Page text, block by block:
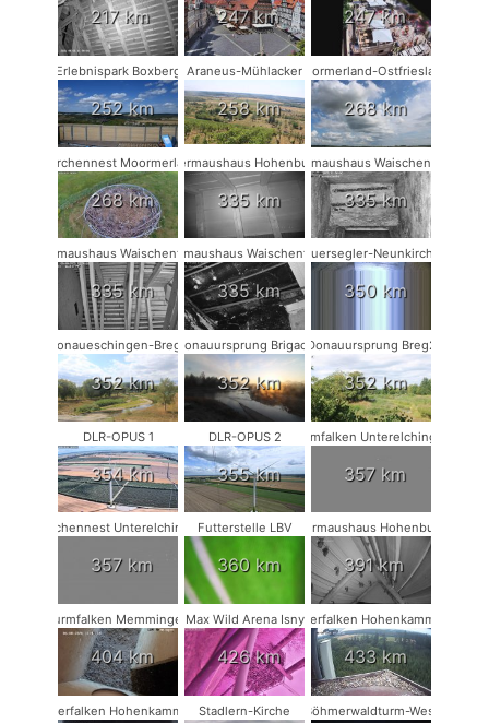
217 km 247 km 247 km
Erlebnispark Boxberg
252 km
Araneus-Mühlacker
258 km
Moormerland-Ostfriesland
268 km
Storchennest Moormerland
268 km
Fledermaushaus Hohenburg #1
335 km
Fledermaushaus Waischenfeld #1
335 km
Fledermaushaus Waischenfeld #2
335 km
Fledermaushaus Waischenfeld #3
335 km
Mauersegler-Neunkirchen
350 km
Donaueschingen-Breg2
352 km
Donauursprung Brigach
352 km
Donauursprung Breg2
352 km
DLR-OPUS 1
354 km
DLR-OPUS 2
355 km
Turmfalken Unterelchingen
357 km
Storchennest Unterelchingen
357 km
Futterstelle LBV
360 km
Fledermaushaus Hohenburg #2
391 km
Turmfalken Memmingen
404 km
Max Wild Arena Isny
426 km
Wanderfalken Hohenkammer #2
433 km
Wanderfalken Hohenkammer #1Stadlern-Kirche Böhmerwaldturm-West